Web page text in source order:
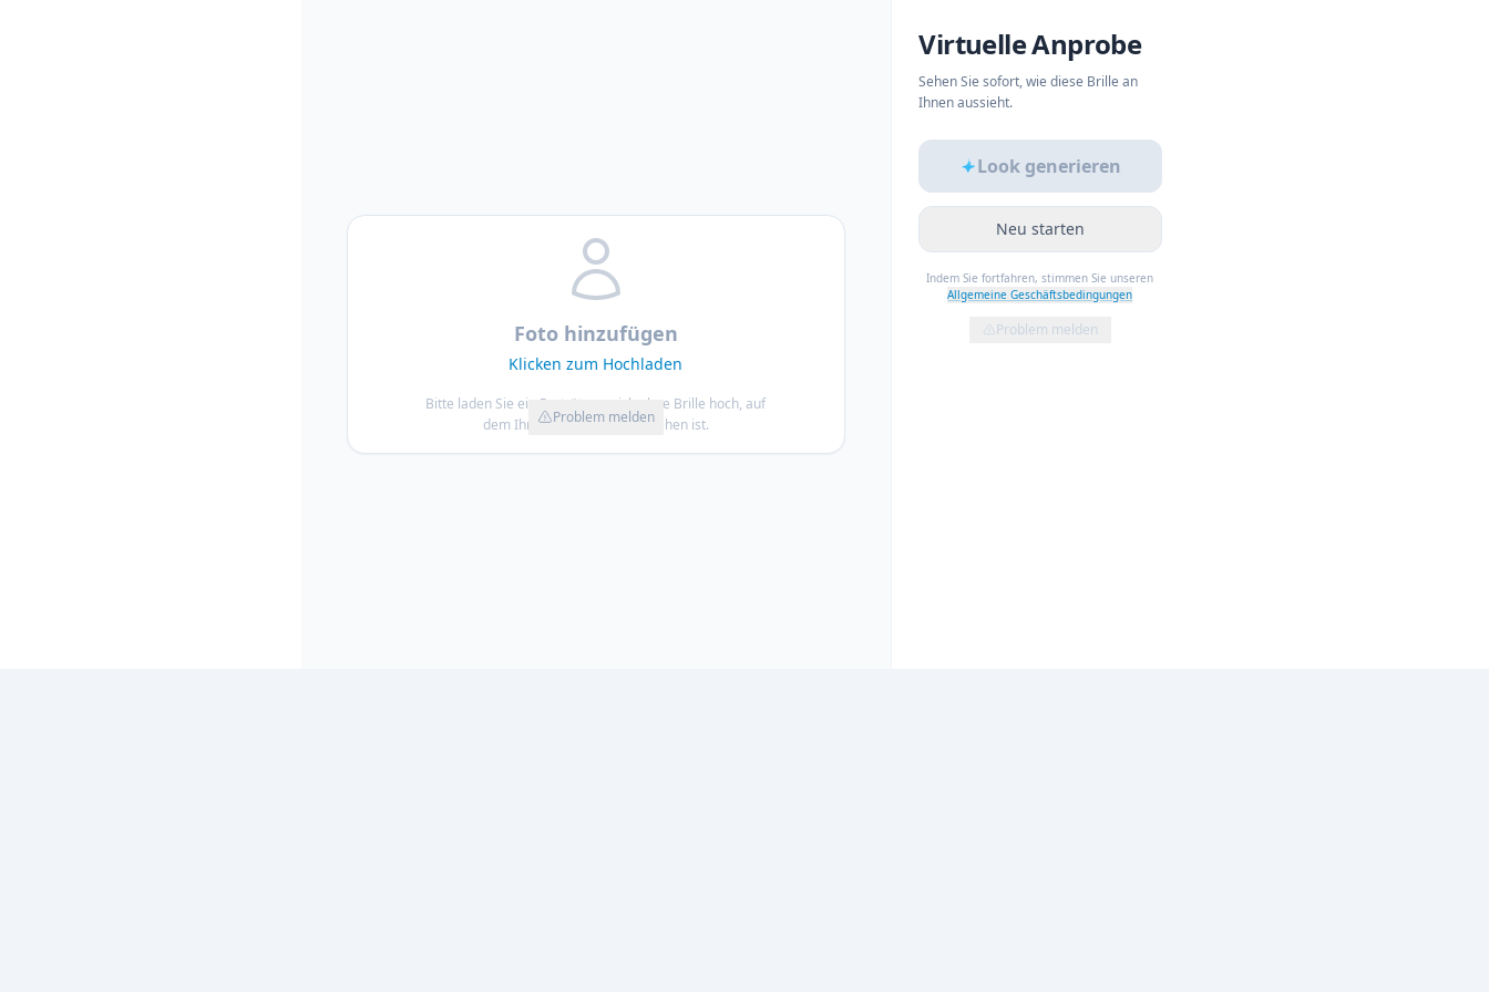
Foto hinzufügen
Klicken zum Hochladen
Bitte laden Sie ein Porträt von sich ohne Brille hoch, auf
dem Ihr ganzes Gesicht zu sehen ist.
Problem melden
Virtuelle Anprobe
Sehen Sie sofort, wie diese Brille an
Ihnen aussieht.
Look generieren
Neu starten
Indem Sie fortfahren, stimmen Sie unseren
Allgemeine Geschäftsbedingungen
Problem melden